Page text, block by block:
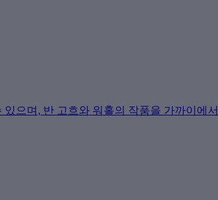
으며, 반 고흐와 워홀의 작품을 가까이에